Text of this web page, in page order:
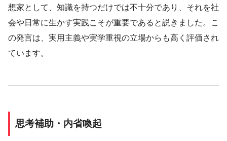
想家として、知識を持つだけでは不十分であり、それを社
会や日常に生かす実践こそが重要であると説きました。こ
の発言は、実用主義や実学重視の立場からも高く評価され
ています。
思考補助・内省喚起